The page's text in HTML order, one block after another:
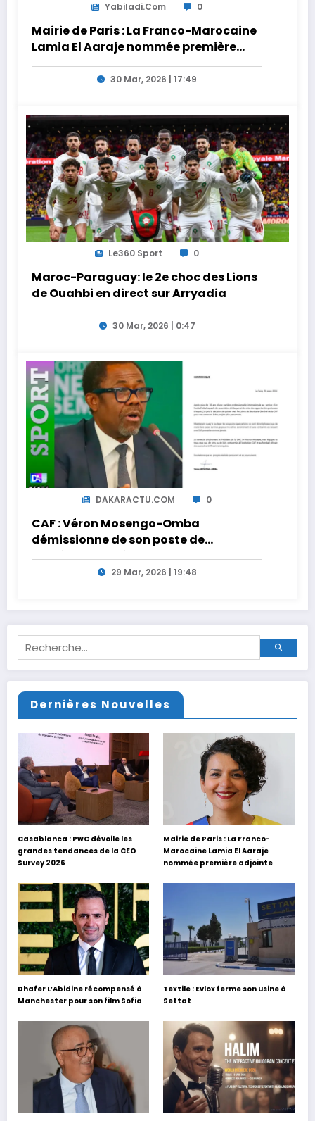
Yabiladi.com 0
Mairie de Paris : La Franco-Marocaine
Lamia El Aaraje nommée première
adjointe
30 Mar, 2026 | 17:49
Le360 Sport 0
Maroc-Paraguay: le 2e choc des Lions
de Ouahbi en direct sur Arryadia
30 Mar, 2026 | 0:47
DAKARACTU.COM 0
CAF : Véron Mosengo-Omba
démissionne de son poste de
Secrétaire Général
29 Mar, 2026 | 19:48
Dernières Nouvelles
Casablanca : PwC dévoile les
grandes tendances de la CEO
Survey 2026
Mairie de Paris : La Franco-
Marocaine Lamia El Aaraje
nommée première adjointe
Dhafer L’Abidine récompensé à
Manchester pour son film Sofia
Textile : Evlox ferme son usine à
Settat